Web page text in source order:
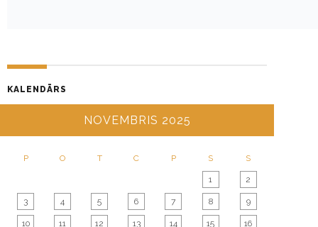
G
A
T
O
N
KALENDĀRS
NOVEMBRIS 2025
P O T C P S S
1 2
3 4 5 6 7 8 9
10 11 12 13 14 15 16